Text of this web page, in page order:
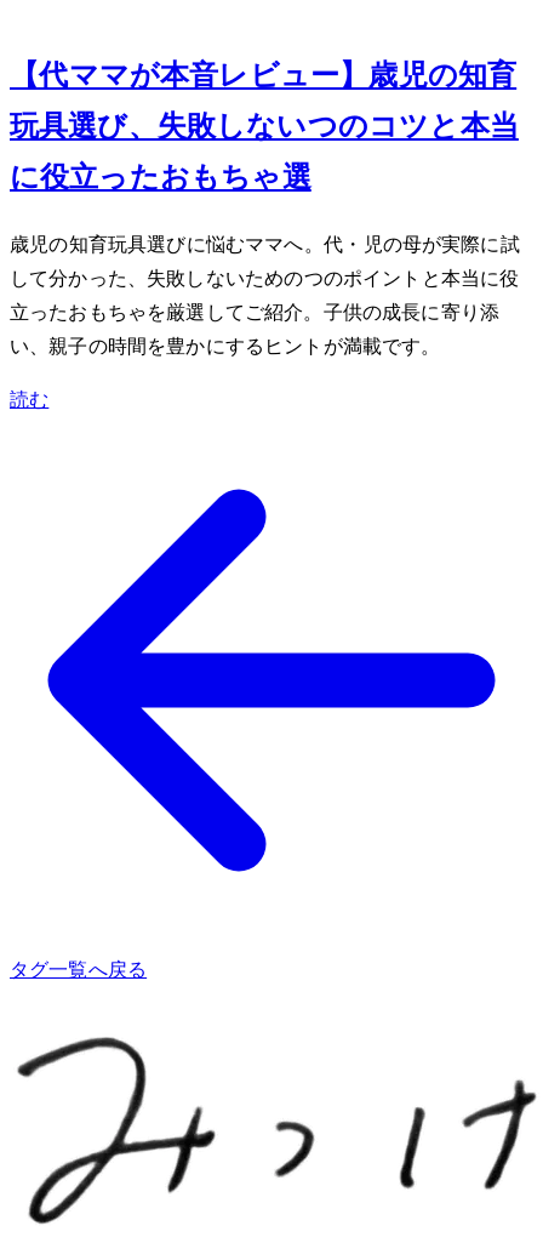
【40代ママが本音レビュー】3歳児の知育
玩具選び、失敗しない7つのコツと本当
に役立ったおもちゃ3選
3歳児の知育玩具選びに悩むママへ。40代・2児の母が実際に試
して分かった、失敗しないための7つのポイントと本当に役
立ったおもちゃを厳選してご紹介。子供の成長に寄り添
い、親子の時間を豊かにするヒントが満載です。
読む
タグ一覧へ戻る